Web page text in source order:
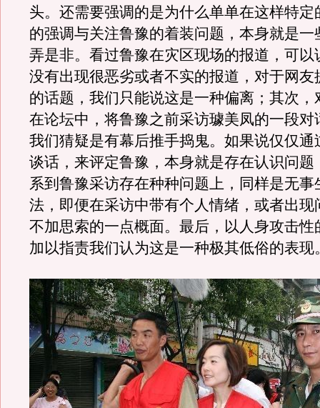
头。还需要强调的是为什么单单在这样特定
的强调与关注鲁豫的着装问题，本身就是一
弄是非。看过鲁豫在灾区现场的报道，可以
没有出现很恶劣或者不实的报道，对于网友
的话题，我们只能说这是一种偏离；其次，
在论坛中，将鲁豫之前采访璩美凤的一段对
我们猜疑是有幕后推手捣鬼。如果说仅仅通
谈话，来评定鲁豫，本身就是存在认识问题
系到鲁豫采访存在种种问题上，同样是无事
法，即便在采访中带有个人情绪，或者出现
不加思索的一点概面。最后，以人身攻击性
加以指责我们认为这是一种极其低俗的表现